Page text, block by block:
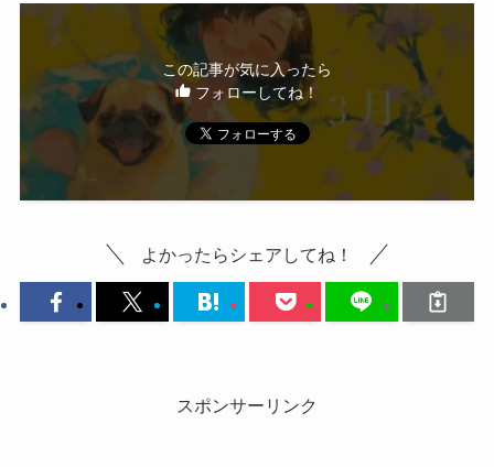
この記事が気に入ったら
フォローしてね！
よかったらシェアしてね！
スポンサーリンク